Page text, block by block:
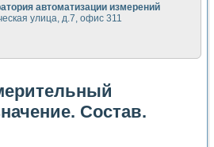
автоматизации измерений
улица, д.7, офис 311
Состав.